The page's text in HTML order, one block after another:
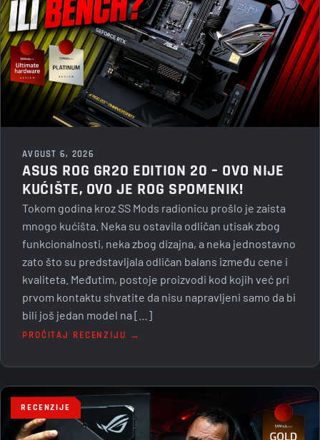
AVGUST 6, 2026
ASUS ROG GR20 EDITION 20 – OVO NIJE
KUĆIŠTE, OVO JE ROG SPOMENIK!
Tokom godina kroz SS Mods radionicu prošlo je zaista
mnogo kućišta. Neka su ostavila odličan utisak zbog
funkcionalnosti, neka zbog dizajna, a neka jednostavno
zato što su predstavljala odličan balans između cene i
kvaliteta. Međutim, postoje proizvodi kod kojih već pri
prvom kontaktu shvatite da nisu napravljeni samo da bi
bili još jedan model na […]
PROČITAJ RECENZIJU →
RECENZIJE